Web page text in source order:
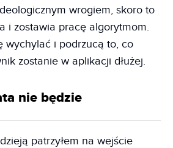
wrogiem, skoro to
i zostawia pracę algorytmom.
wychylać i podrzucą to, co
zostanie w aplikacji dłużej.
nie będzie
patrzyłem na wejście